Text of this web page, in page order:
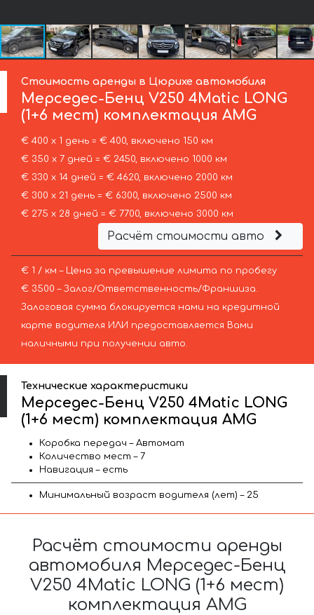
Стоимость аренды в Цюрихе автомобиля
Мерседес-Бенц V250 4Matic LONG
(1+6 мест) комплектация AMG
€ 400 х 1 день = € 400, включено 150 км
€ 350 х 7 дней = € 2450, включено 1000 км
€ 330 х 14 дней = € 4620, включено 2000 км
€ 300 х 21 день = € 6300, включено 2500 км
€ 275 х 28 дней = € 7700, включено 3000 км
Расчёт стоимости авто
€ 1 / км – Цена за превышение лимита по пробегу
€ 3500 – Залог/Ответственность/Франшиза.
Залоговая сумма блокируется нами на кредитной
карте водителя ИЛИ предоставляется Вами
наличными при получении авто.
Технические характеристики
Мерседес-Бенц V250 4Matic LONG
(1+6 мест) комплектация AMG
Коробка передач – Автомат
Количество мест – 7
Навигация – есть
Минимальный возраст водителя (лет) – 25
Расчёт стоимости аренды
автомобиля Мерседес-Бенц
V250 4Matic LONG (1+6 мест)
комплектация AMG